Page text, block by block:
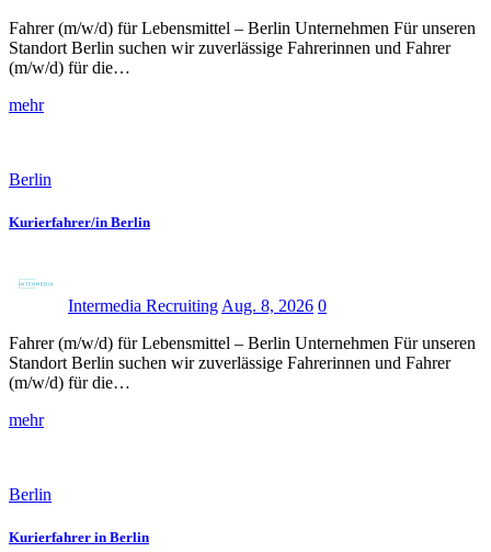
Fahrer (m/w/d) für Lebensmittel – Berlin Unternehmen Für unseren
Standort Berlin suchen wir zuverlässige Fahrerinnen und Fahrer
(m/w/d) für die…
mehr
Berlin
Kurierfahrer/in Berlin
Intermedia Recruiting Aug. 8, 2026 0
Fahrer (m/w/d) für Lebensmittel – Berlin Unternehmen Für unseren
Standort Berlin suchen wir zuverlässige Fahrerinnen und Fahrer
(m/w/d) für die…
mehr
Berlin
Kurierfahrer in Berlin